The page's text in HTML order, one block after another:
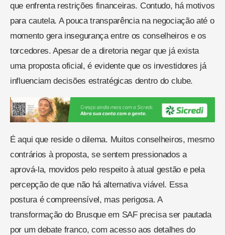
que enfrenta restrições financeiras. Contudo, há motivos
para cautela. A pouca transparência na negociação até o
momento gera insegurança entre os conselheiros e os
torcedores. Apesar de a diretoria negar que já exista
uma proposta oficial, é evidente que os investidores já
influenciam decisões estratégicas dentro do clube.
É aqui que reside o dilema. Muitos conselheiros, mesmo
contrários à proposta, se sentem pressionados a
aprová-la, movidos pelo respeito à atual gestão e pela
percepção de que não há alternativa viável. Essa
postura é compreensível, mas perigosa. A
transformação do Brusque em SAF precisa ser pautada
por um debate franco, com acesso aos detalhes do